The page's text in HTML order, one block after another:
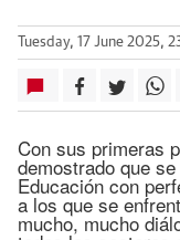
Tuesday, 17 June 2025,
Con sus primeras
demostrado que
Educación con
a los que se
mucho, mucho